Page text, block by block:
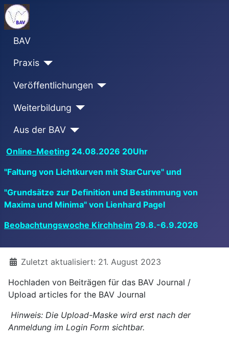
BAV
Praxis
Veröffentlichungen
Weiterbildung
Aus der BAV
Online-Meeting 24.08.2026 20Uhr
"Faltung von Lichtkurven mit StarCurve" und
"Grundsätze zur Definition und Bestimmung von
Maxima und Minima" von Lienhard Pagel
Beobachtungswoche Kirchheim 29.8.-6.9.2026
DetailsZuletzt aktualisiert: 21. August 2023
Hochladen von Beiträgen für das BAV Journal /
Upload articles for the BAV Journal
Hinweis: Die Upload-Maske wird erst nach der
Anmeldung im Login Form sichtbar.